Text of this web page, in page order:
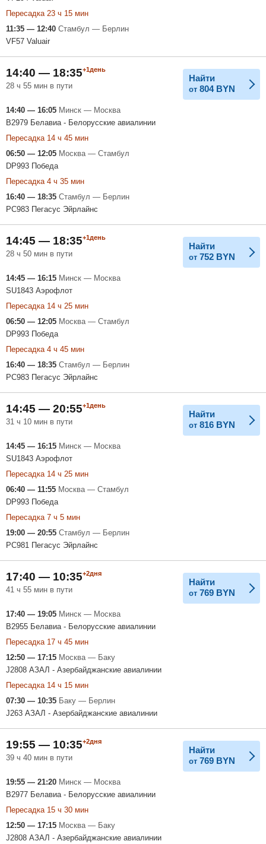
Пересадка 23 ч 15 мин
11:35 — 12:40 Стамбул — Берлин
VF57 Valuair
14:40 — 18:35+1день
28 ч 55 мин в пути
Найти
от 804 BYN
14:40 — 16:05 Минск — Москва
B2979 Белавиа - Белорусские авиалинии
Пересадка 14 ч 45 мин
06:50 — 12:05 Москва — Стамбул
DP993 Победа
Пересадка 4 ч 35 мин
16:40 — 18:35 Стамбул — Берлин
PC983 Пегасус Эйрлайнс
14:45 — 18:35+1день
28 ч 50 мин в пути
Найти
от 752 BYN
14:45 — 16:15 Минск — Москва
SU1843 Аэрофлот
Пересадка 14 ч 25 мин
06:50 — 12:05 Москва — Стамбул
DP993 Победа
Пересадка 4 ч 45 мин
16:40 — 18:35 Стамбул — Берлин
PC983 Пегасус Эйрлайнс
14:45 — 20:55+1день
31 ч 10 мин в пути
Найти
от 816 BYN
14:45 — 16:15 Минск — Москва
SU1843 Аэрофлот
Пересадка 14 ч 25 мин
06:40 — 11:55 Москва — Стамбул
DP993 Победа
Пересадка 7 ч 5 мин
19:00 — 20:55 Стамбул — Берлин
PC981 Пегасус Эйрлайнс
17:40 — 10:35+2дня
41 ч 55 мин в пути
Найти
от 769 BYN
17:40 — 19:05 Минск — Москва
B2955 Белавиа - Белорусские авиалинии
Пересадка 17 ч 45 мин
12:50 — 17:15 Москва — Баку
J2808 АЗАЛ - Азербайджанские авиалинии
Пересадка 14 ч 15 мин
07:30 — 10:35 Баку — Берлин
J263 АЗАЛ - Азербайджанские авиалинии
19:55 — 10:35+2дня
39 ч 40 мин в пути
Найти
от 769 BYN
19:55 — 21:20 Минск — Москва
B2977 Белавиа - Белорусские авиалинии
Пересадка 15 ч 30 мин
12:50 — 17:15 Москва — Баку
J2808 АЗАЛ - Азербайджанские авиалинии